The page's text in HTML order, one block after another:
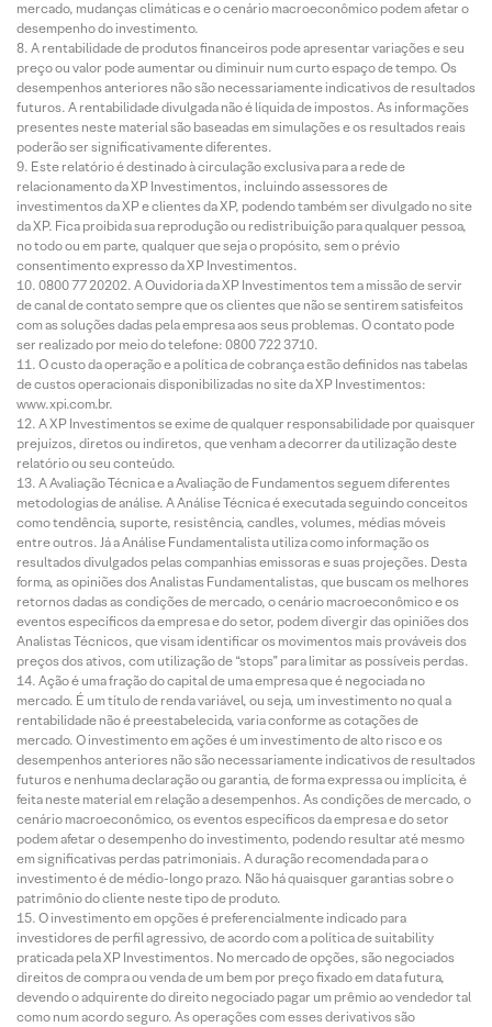
mercado, mudanças climáticas e o cenário macroeconômico podem afetar o
desempenho do investimento.
A rentabilidade de produtos financeiros pode apresentar variações e seu
preço ou valor pode aumentar ou diminuir num curto espaço de tempo. Os
desempenhos anteriores não são necessariamente indicativos de resultados
futuros. A rentabilidade divulgada não é líquida de impostos. As informações
presentes neste material são baseadas em simulações e os resultados reais
poderão ser significativamente diferentes.
Este relatório é destinado à circulação exclusiva para a rede de
relacionamento da XP Investimentos, incluindo assessores de
investimentos da XP e clientes da XP, podendo também ser divulgado no site
da XP. Fica proibida sua reprodução ou redistribuição para qualquer pessoa,
no todo ou em parte, qualquer que seja o propósito, sem o prévio
consentimento expresso da XP Investimentos.
0800 77 20202. A Ouvidoria da XP Investimentos tem a missão de servir
de canal de contato sempre que os clientes que não se sentirem satisfeitos
com as soluções dadas pela empresa aos seus problemas. O contato pode
ser realizado por meio do telefone: 0800 722 3710.
O custo da operação e a política de cobrança estão definidos nas tabelas
de custos operacionais disponibilizadas no site da XP Investimentos:
www.xpi.com.br.
A XP Investimentos se exime de qualquer responsabilidade por quaisquer
prejuízos, diretos ou indiretos, que venham a decorrer da utilização deste
relatório ou seu conteúdo.
A Avaliação Técnica e a Avaliação de Fundamentos seguem diferentes
metodologias de análise. A Análise Técnica é executada seguindo conceitos
como tendência, suporte, resistência, candles, volumes, médias móveis
entre outros. Já a Análise Fundamentalista utiliza como informação os
resultados divulgados pelas companhias emissoras e suas projeções. Desta
forma, as opiniões dos Analistas Fundamentalistas, que buscam os melhores
retornos dadas as condições de mercado, o cenário macroeconômico e os
eventos específicos da empresa e do setor, podem divergir das opiniões dos
Analistas Técnicos, que visam identificar os movimentos mais prováveis dos
preços dos ativos, com utilização de “stops” para limitar as possíveis perdas.
Ação é uma fração do capital de uma empresa que é negociada no
mercado. É um título de renda variável, ou seja, um investimento no qual a
rentabilidade não é preestabelecida, varia conforme as cotações de
mercado. O investimento em ações é um investimento de alto risco e os
desempenhos anteriores não são necessariamente indicativos de resultados
futuros e nenhuma declaração ou garantia, de forma expressa ou implícita, é
feita neste material em relação a desempenhos. As condições de mercado, o
cenário macroeconômico, os eventos específicos da empresa e do setor
podem afetar o desempenho do investimento, podendo resultar até mesmo
em significativas perdas patrimoniais. A duração recomendada para o
investimento é de médio-longo prazo. Não há quaisquer garantias sobre o
patrimônio do cliente neste tipo de produto.
O investimento em opções é preferencialmente indicado para
investidores de perfil agressivo, de acordo com a política de suitability
praticada pela XP Investimentos. No mercado de opções, são negociados
direitos de compra ou venda de um bem por preço fixado em data futura,
devendo o adquirente do direito negociado pagar um prêmio ao vendedor tal
como num acordo seguro. As operações com esses derivativos são